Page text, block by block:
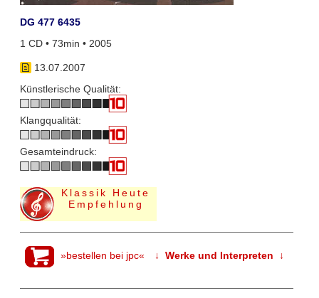
DG 477 6435
1 CD • 73min • 2005
13.07.2007
Künstlerische Qualität:
Klangqualität:
Gesamteindruck:
Klassik Heute
Empfehlung
»bestellen bei jpc« ↓ Werke und Interpreten ↓